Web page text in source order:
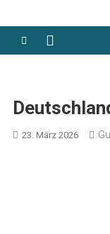
23. März 2026